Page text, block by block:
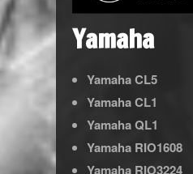
Yamaha
Yamaha CL5
Yamaha CL1
Yamaha QL1
Yamaha RIO1608
Yamaha RIO3224